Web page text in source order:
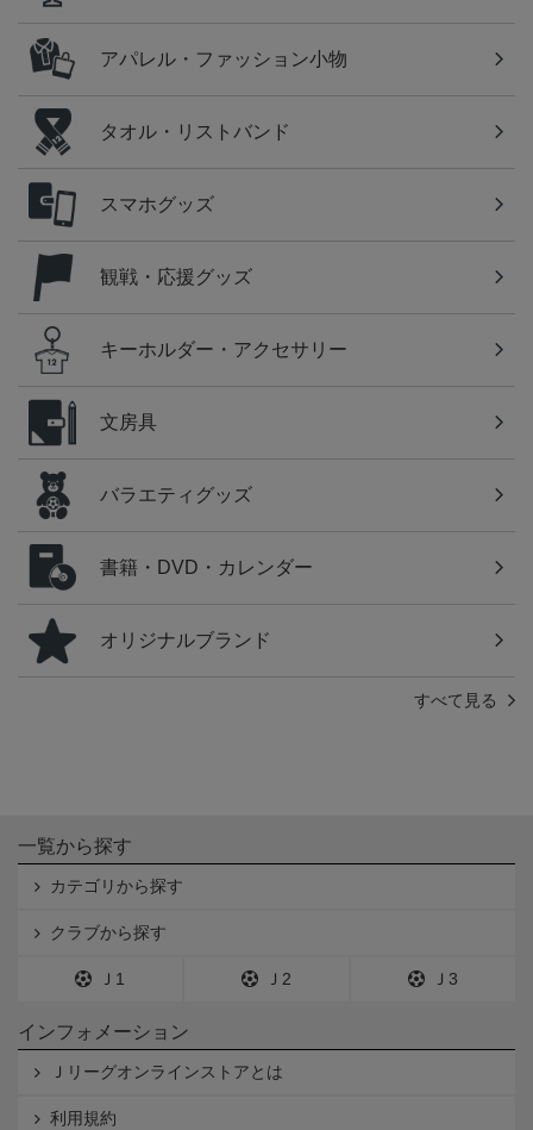
アパレル・ファッション小物
タオル・リストバンド
スマホグッズ
観戦・応援グッズ
キーホルダー・アクセサリー
文房具
バラエティグッズ
書籍・DVD・カレンダー
オリジナルブランド
すべて見る
一覧から探す
カテゴリから探す
クラブから探す
Ｊ1 Ｊ2 Ｊ3
インフォメーション
Ｊリーグオンラインストアとは
利用規約